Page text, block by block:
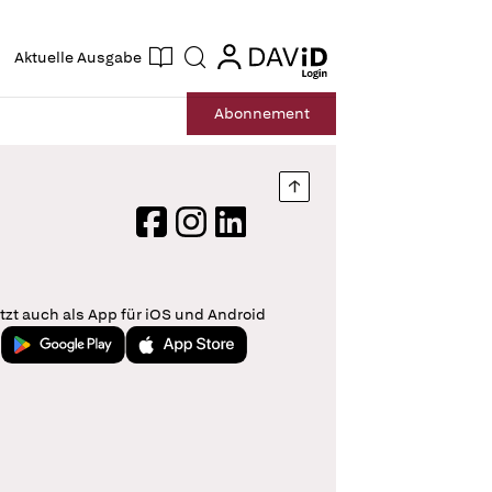
Aktuelle Ausgabe Suche login
login
Abonnement
Nach oben springen
FacebookInstagram
LinkedIn
auch als App für iOS und Android
Jetzt bei Google PlayLaden im App Store